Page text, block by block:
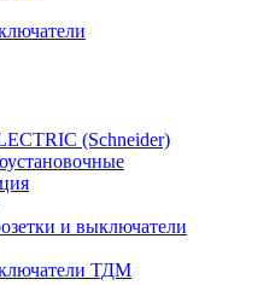
(Schneider)
и выключатели
ТДМ